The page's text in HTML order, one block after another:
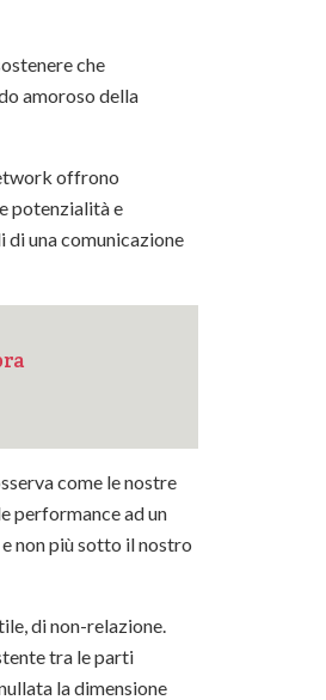
che
amoroso della
offrono
potenzialità e
una comunicazione
come le nostre
performance ad un
non più sotto il nostro
di non-relazione.
tra le parti
la dimensione